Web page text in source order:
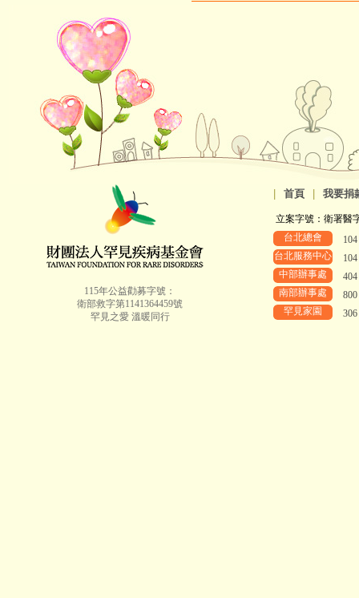
115年公益勸募字號：
衛部救字第1141364459號
罕見之愛 溫暖同行
首頁 我要捐
立案字號：衛署醫
台北總會
台北服務中心
中部辦事處
南部辦事處
罕見家園